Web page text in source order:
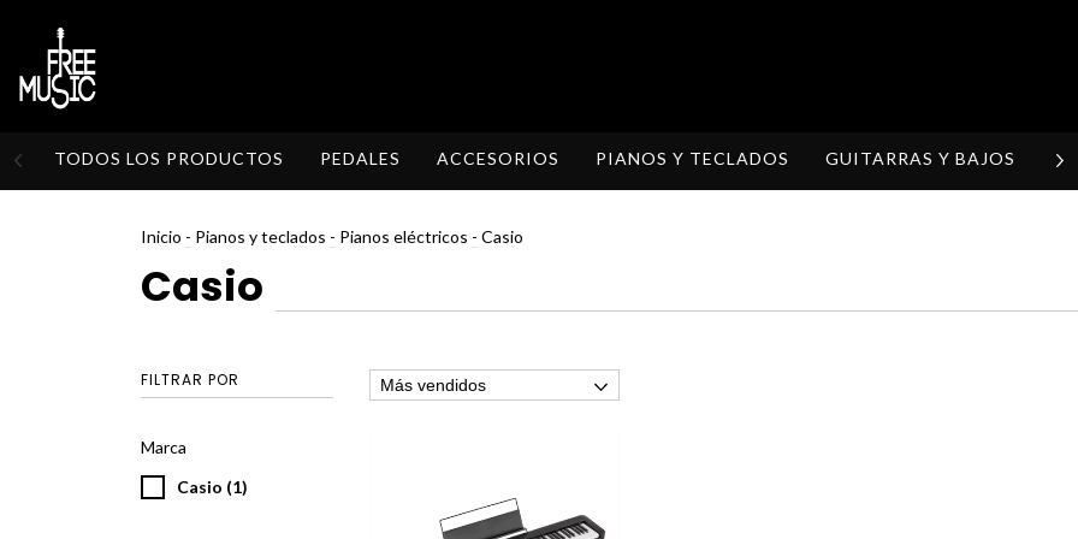
TODOS LOS PRODUCTOS PEDALES ACCESORIOS PIANOS Y TECLADOS GUITARRAS Y BAJOS
Inicio - Pianos y teclados - Pianos eléctricos - Casio
Casio
FILTRAR POR
Marca
Casio (1)